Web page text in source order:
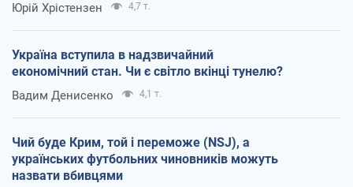
Юрій Хрістензен 4,7 т.
Україна вступила в надзвичайний
економічний стан. Чи є світло вкінці тунелю?
Вадим Денисенко 4,1 т.
Чий буде Крим, той і переможе (NSJ), а
українських футбольних чиновників можуть
назвати вбивцями